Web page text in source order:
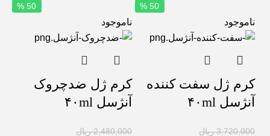
ناموجود
50 %
کرم ژل سفت کننده
آنژسل ۴۰ml
3,720,000 ریال
ناموجود
50 %
کرم ژل ضدچروک
آنژسل ۴۰ml
2,480,000 ریال